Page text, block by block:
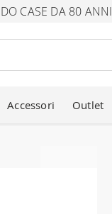
CASE DA 80 ANNI
Accessori Outlet